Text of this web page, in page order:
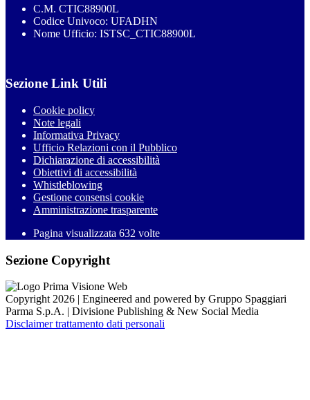
C.M. CTIC88900L
Codice Univoco: UFADHN
Nome Ufficio: ISTSC_CTIC88900L
Sezione Link Utili
Cookie policy
Note legali
Informativa Privacy
Ufficio Relazioni con il Pubblico
Dichiarazione di accessibilità
Obiettivi di accessibilità
Whistleblowing
Gestione consensi cookie
Amministrazione trasparente
Pagina visualizzata 632 volte
Sezione Copyright
Copyright 2026 | Engineered and powered by Gruppo Spaggiari
Parma S.p.A. | Divisione Publishing & New Social Media
Disclaimer trattamento dati personali